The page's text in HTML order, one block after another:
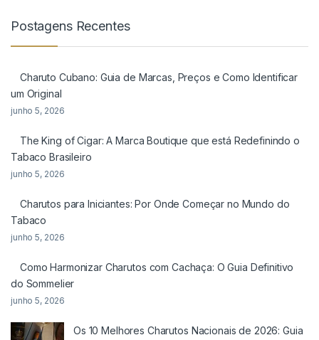
Postagens Recentes
Charuto Cubano: Guia de Marcas, Preços e Como Identificar
um Original
junho 5, 2026
The King of Cigar: A Marca Boutique que está Redefinindo o
Tabaco Brasileiro
junho 5, 2026
Charutos para Iniciantes: Por Onde Começar no Mundo do
Tabaco
junho 5, 2026
Como Harmonizar Charutos com Cachaça: O Guia Definitivo
do Sommelier
junho 5, 2026
Os 10 Melhores Charutos Nacionais de 2026: Guia